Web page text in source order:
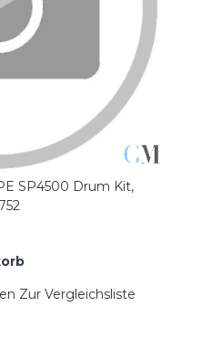
SP4500 Drum Kit,
Zur Vergleichsliste